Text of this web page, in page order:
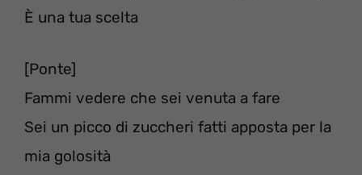
È una tua scelta
[Ponte]
Fammi vedere che sei venuta a fare
Sei un picco di zuccheri fatti apposta per la
mia golosità